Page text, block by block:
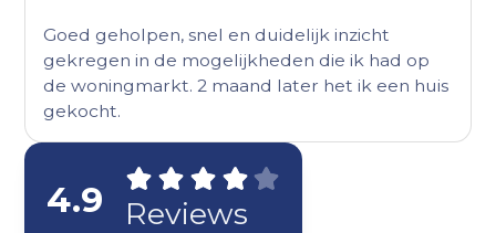
Goed geholpen, snel en duidelijk inzicht
gekregen in de mogelijkheden die ik had op
de woningmarkt. 2 maand later het ik een huis
gekocht.
4.9 Reviews